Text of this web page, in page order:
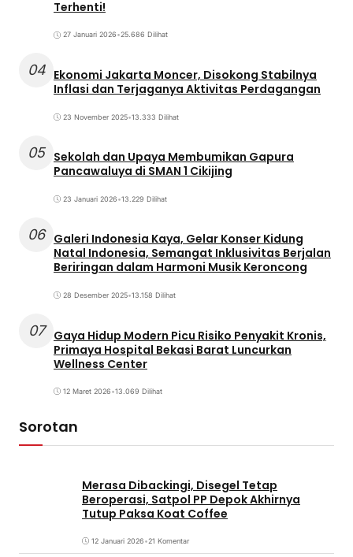
Terhenti!
27 Januari 2026•25.686 Dilihat
04 Ekonomi Jakarta Moncer, Disokong Stabilnya
Inflasi dan Terjaganya Aktivitas Perdagangan
23 November 2025•13.333 Dilihat
05 Sekolah dan Upaya Membumikan Gapura
Pancawaluya di SMAN 1 Cikijing
23 Januari 2026•13.229 Dilihat
06 Galeri Indonesia Kaya, Gelar Konser Kidung
Natal Indonesia, Semangat Inklusivitas Berjalan
Beriringan dalam Harmoni Musik Keroncong
28 Desember 2025•13.158 Dilihat
07
Gaya Hidup Modern Picu Risiko Penyakit Kronis,
Primaya Hospital Bekasi Barat Luncurkan
Wellness Center
12 Maret 2026•13.069 Dilihat
Sorotan
Merasa Dibackingi, Disegel Tetap
Beroperasi, Satpol PP Depok Akhirnya
Tutup Paksa Koat Coffee
12 Januari 2026•21 Komentar